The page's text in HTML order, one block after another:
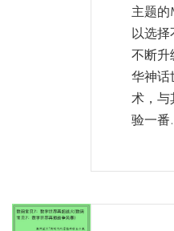
主题的
以选择
不断升
华神话
术，与
验一番